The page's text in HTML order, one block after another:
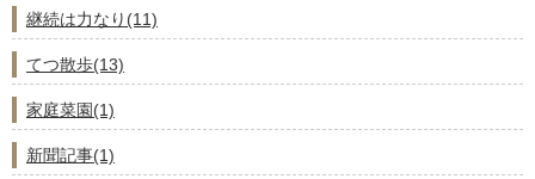
継続は力なり(11)
てつ散歩(13)
家庭菜園(1)
新聞記事(1)